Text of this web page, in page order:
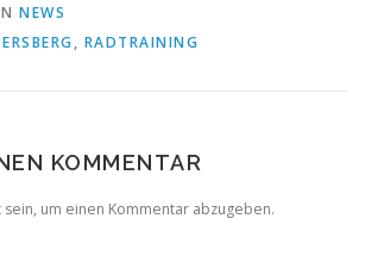
NEWS
, RADTRAINING
KOMMENTAR
sein, um einen Kommentar abzugeben.